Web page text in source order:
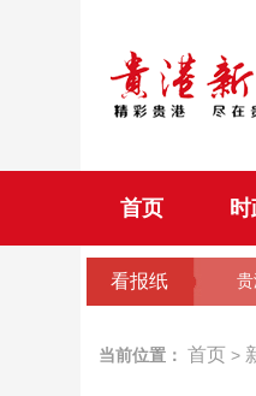
首页 时
看报纸
当前位置： 首页 >